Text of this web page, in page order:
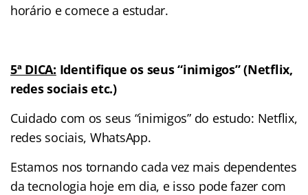
horário e comece a estudar.
5ª DICA: Identifique os seus “inimigos” (Netflix,
redes sociais etc.)
Cuidado com os seus “inimigos” do estudo: Netflix,
redes sociais, WhatsApp.
Estamos nos tornando cada vez mais dependentes
da tecnologia hoje em dia, e isso pode fazer com